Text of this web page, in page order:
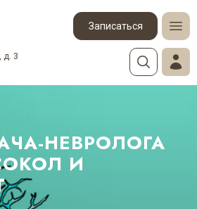
Записаться
д. 3
НЕВРОЛОГА
И